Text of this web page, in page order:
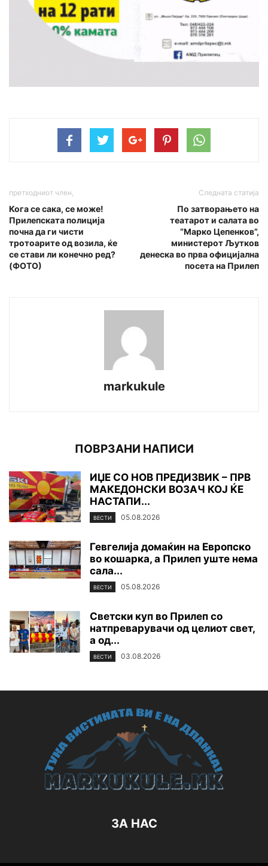
претходниот член,
Кога се сака, се може!
Прилепската полиција
почна да ги чисти
тротоарите од возила, ќе
се стави ли конечно ред?
(ФОТО)
Следната статија
По затворањето на
театарот и салата во
“Марко Цепенков”,
министерот Љутков
денеска во прва официјална
посета на Прилеп
markukule
ПОВРЗАНИ НАПИСИ
ИЏЕ СО НОВ ПРЕДИЗВИК – ПРВ
МАКЕДОНСКИ ВОЗАЧ КОЈ ЌЕ
НАСТАПИ...
ВЕСТИ 05.08.2026
Гевгелија домаќин на Европско
во кошарка, а Прилеп уште нема
сала...
ВЕСТИ 05.08.2026
Светски куп во Прилеп со
натпреварувачи од целиот свет,
а од...
ВЕСТИ 03.08.2026
ЗА НАС